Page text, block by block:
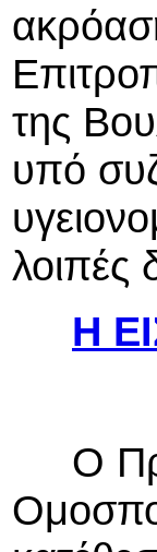
της
υπό
λοιπές
Η
Ο